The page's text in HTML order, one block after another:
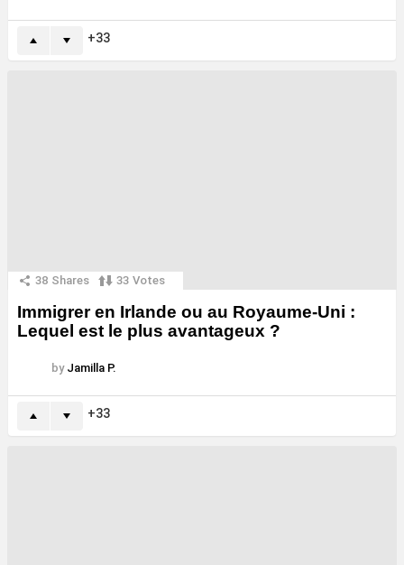
33
38 Shares 33 Votes
Immigrer en Irlande ou au Royaume-Uni :
Lequel est le plus avantageux ?
by Jamilla P.
33